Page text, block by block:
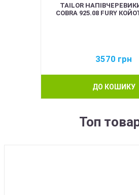
TAILOR
COBRA 925.08 FURY
3570 грн
ДО КОШИКУ
Топ